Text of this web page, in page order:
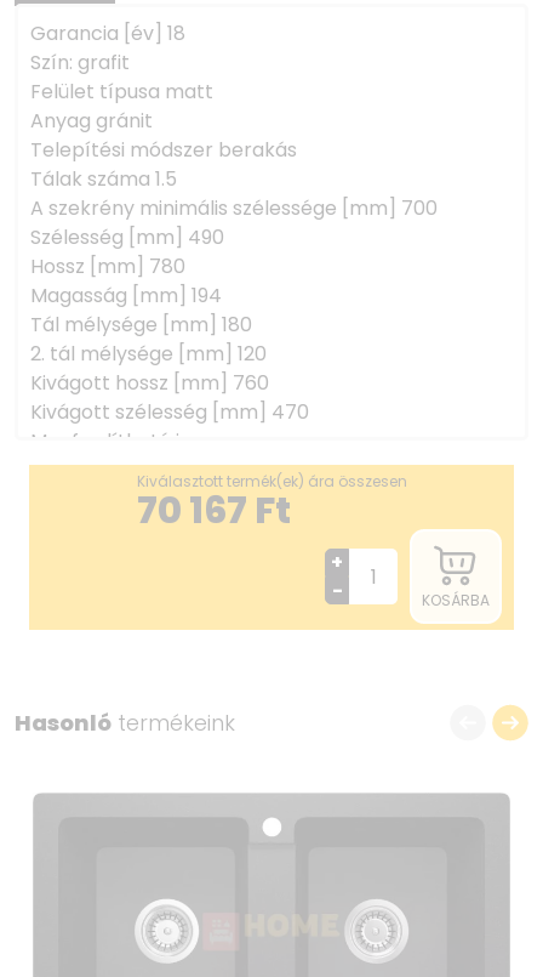
Garancia [év] 18
Szín: grafit
Felület típusa matt
Anyag gránit
Telepítési módszer berakás
Tálak száma 1.5
A szekrény minimális szélessége [mm] 700
Szélesség [mm] 490
Hossz [mm] 780
Magasság [mm] 194
Tál mélysége [mm] 180
2. tál mélysége [mm] 120
Kivágott hossz [mm] 760
Kivágott szélesség [mm] 470
Megfordítható igen
Tartozékokkal felszerelve igen
Leeresztési átmérő 3.5''
Lyukak száma 2
Kiválasztott termék(ek) ára összesen
70 167 Ft
+
-
KOSÁRBA
Hasonló termékeink